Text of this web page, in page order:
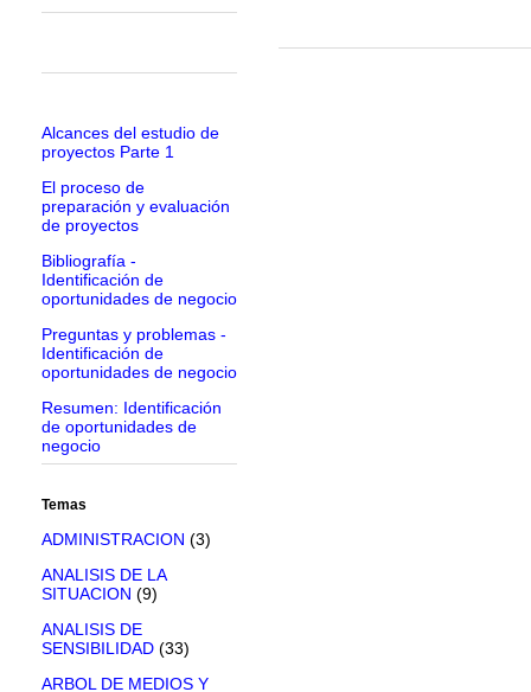
Alcances del estudio de
proyectos Parte 1
El proceso de
preparación y evaluación
de proyectos
Bibliografía -
Identificación de
oportunidades de negocio
Preguntas y problemas -
Identificación de
oportunidades de negocio
Resumen: Identificación
de oportunidades de
negocio
Temas
ADMINISTRACION (3)
ANALISIS DE LA
SITUACION (9)
ANALISIS DE
SENSIBILIDAD (33)
ARBOL DE MEDIOS Y